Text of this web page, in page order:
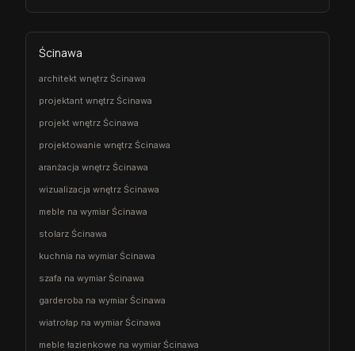
Ścinawa
architekt wnętrz Ścinawa
projektant wnętrz Ścinawa
projekt wnętrz Ścinawa
projektowanie wnętrz Ścinawa
aranżacja wnętrz Ścinawa
wizualizacja wnętrz Ścinawa
meble na wymiar Ścinawa
stolarz Ścinawa
kuchnia na wymiar Ścinawa
szafa na wymiar Ścinawa
garderoba na wymiar Ścinawa
wiatrołap na wymiar Ścinawa
meble łazienkowe na wymiar Ścinawa